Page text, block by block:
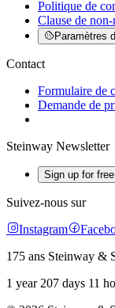
Politique de
Clause de
Paramètres
Contact
Formulaire de
Demande de
Steinway Newsletter
Sign up for
Suivez-nous sur
Instagram
175 ans Steinway &
1 year 207 days 11